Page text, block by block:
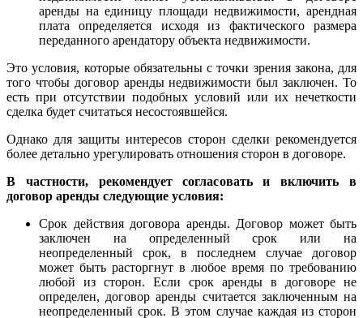
аренды на единицу площади недвижимости, арендная
плата определяется исходя из фактического размера
переданного арендатору объекта недвижимости.
Это условия, которые обязательны с точки зрения закона, для
того чтобы договор аренды недвижимости был заключен. То
есть при отсутствии подобных условий или их нечеткости
сделка будет считаться несостоявшейся.
Однако для защиты интересов сторон сделки рекомендуется
более детально урегулировать отношения сторон в договоре.
В частности, рекомендует согласовать и включить в
договор аренды следующие условия:
Срок действия договора аренды. Договор может быть
заключен на определенный срок или на
неопределенный срок, в последнем случае договор
может быть расторгнут в любое время по требованию
любой из сторон. Если срок аренды в договоре не
определен, договор аренды считается заключенным на
неопределенный срок. В этом случае каждая из сторон